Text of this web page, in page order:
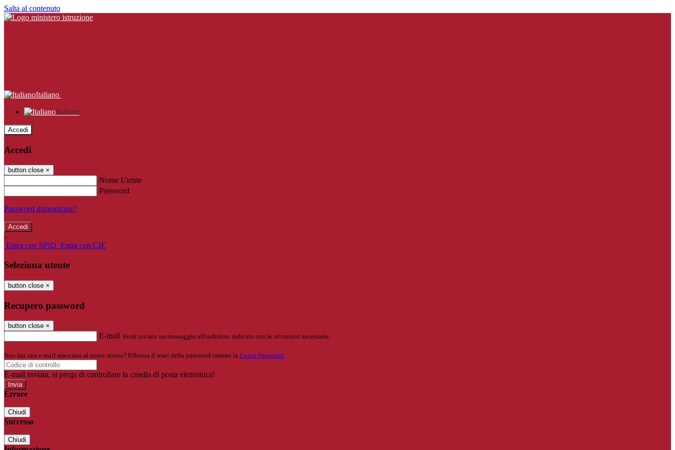
Salta al contenuto
Italiano
Italiano
Accedi
Accedi
button close ×
Nome Utente
Password
Password dimenticata?
-
Entra con SPID Entra con CIE
Seleziona utente
button close ×
Recupero password
button close ×
E-mail Verrà inviato un messaggio all'indirizzo indicato con le istruzioni necessarie.
Non hai una e-mail associata al nome utente? Effettua il reset della password tramite la Login Spaggiari
E-mail inviata, si prega di controllare la casella di posta elettronica!
Errore
Chiudi
Successo
Chiudi